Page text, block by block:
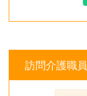
訪問介護職員